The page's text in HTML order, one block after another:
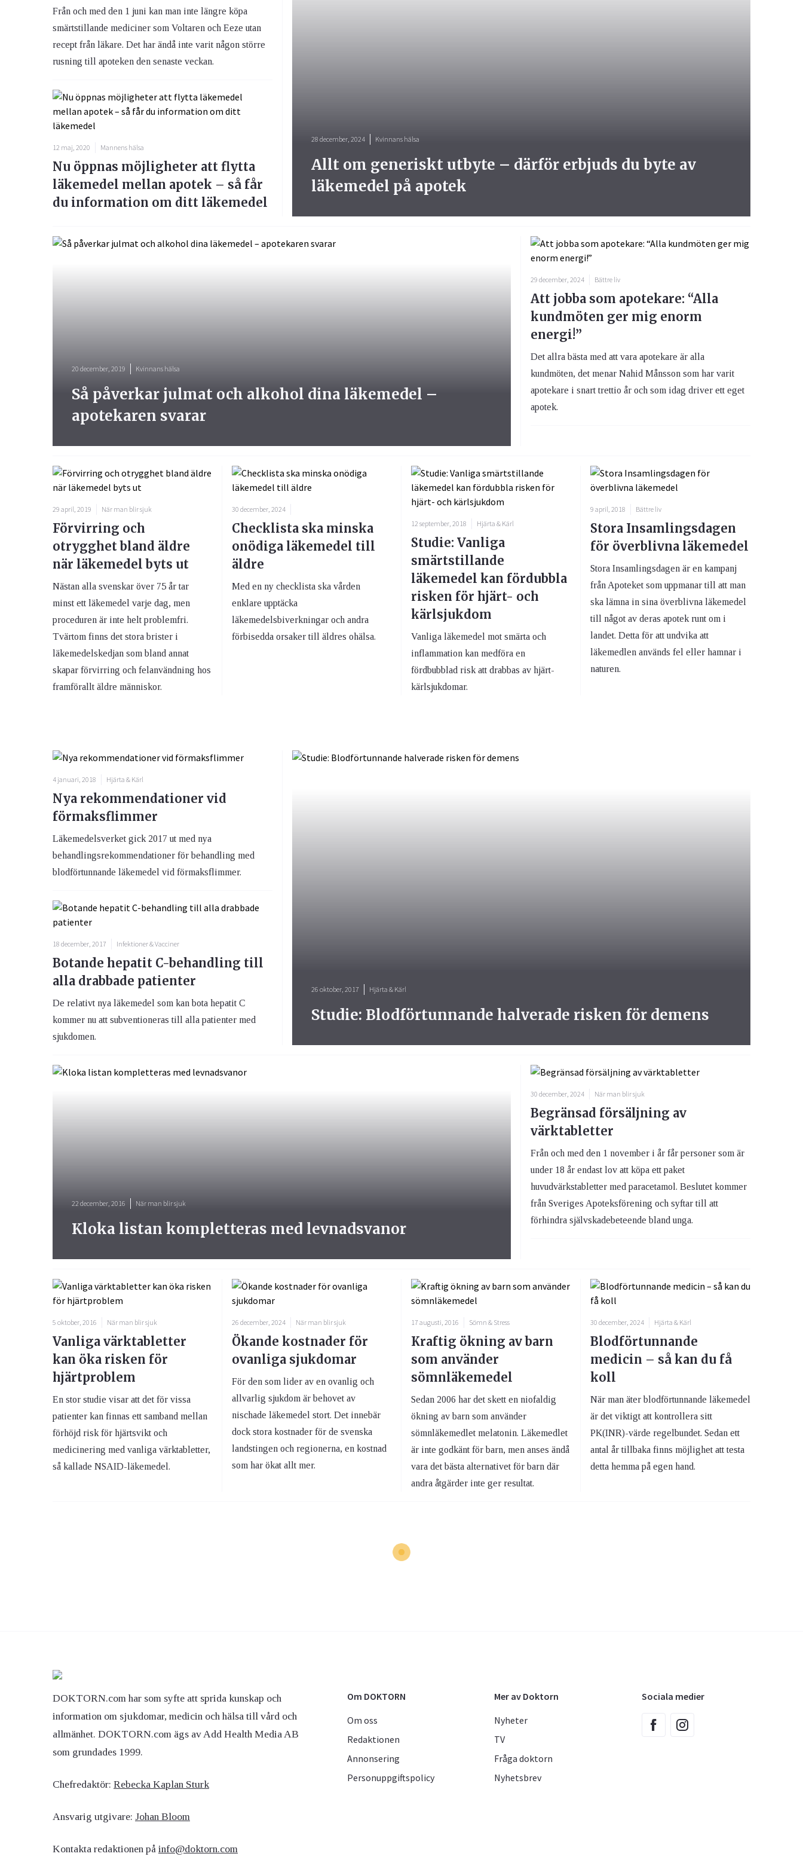
Från och med den 1 juni kan man inte längre köpa
smärtstillande mediciner som Voltaren och Eeze utan
recept från läkare. Det har ändå inte varit någon större
rusning till apoteken den senaste veckan.
12 maj, 2020 Mannens hälsa
Nu öppnas möjligheter att flytta
läkemedel mellan apotek – så får
du information om ditt läkemedel
28 december, 2024 Kvinnans hälsa
Allt om generiskt utbyte – därför erbjuds du byte av
läkemedel på apotek
20 december, 2019 Kvinnans hälsa
Så påverkar julmat och alkohol dina läkemedel –
apotekaren svarar
29 december, 2024 Bättre liv
Att jobba som apotekare: “Alla
kundmöten ger mig enorm
energi!”
Det allra bästa med att vara apotekare är alla
kundmöten, det menar Nahid Månsson som har varit
apotekare i snart trettio år och som idag driver ett eget
apotek.
29 april, 2019 När man blir sjuk
Förvirring och
otrygghet bland äldre
när läkemedel byts ut
Nästan alla svenskar över 75 år tar
minst ett läkemedel varje dag, men
proceduren är inte helt problemfri.
Tvärtom finns det stora brister i
läkemedelskedjan som bland annat
skapar förvirring och felanvändning hos
framförallt äldre människor.
30 december, 2024
Checklista ska minska
onödiga läkemedel till
äldre
Med en ny checklista ska vården
enklare upptäcka
läkemedelsbiverkningar och andra
förbisedda orsaker till äldres ohälsa.
12 september, 2018 Hjärta & Kärl
Studie: Vanliga
smärtstillande
läkemedel kan fördubbla
risken för hjärt- och
kärlsjukdom
Vanliga läkemedel mot smärta och
inflammation kan medföra en
fördbubblad risk att drabbas av hjärt-
kärlsjukdomar.
9 april, 2018 Bättre liv
Stora Insamlingsdagen
för överblivna läkemedel
Stora Insamlingsdagen är en kampanj
från Apoteket som uppmanar till att man
ska lämna in sina överblivna läkemedel
till något av deras apotek runt om i
landet. Detta för att undvika att
läkemedlen används fel eller hamnar i
naturen.
4 januari, 2018 Hjärta & Kärl
Nya rekommendationer vid
förmaksflimmer
Läkemedelsverket gick 2017 ut med nya
behandlingsrekommendationer för behandling med
blodförtunnande läkemedel vid förmaksflimmer.
18 december, 2017 Infektioner & Vacciner
Botande hepatit C-behandling till
alla drabbade patienter
De relativt nya läkemedel som kan bota hepatit C
kommer nu att subventioneras till alla patienter med
sjukdomen.
26 oktober, 2017 Hjärta & Kärl
Studie: Blodförtunnande halverade risken för demens
22 december, 2016 När man blir sjuk
Kloka listan kompletteras med levnadsvanor
30 december, 2024 När man blir sjuk
Begränsad försäljning av
värktabletter
Från och med den 1 november i år får personer som är
under 18 år endast lov att köpa ett paket
huvudvärkstabletter med paracetamol. Beslutet kommer
från Sveriges Apoteksförening och syftar till att
förhindra självskadebeteende bland unga.
5 oktober, 2016 När man blir sjuk
Vanliga värktabletter
kan öka risken för
hjärtproblem
En stor studie visar att det för vissa
patienter kan finnas ett samband mellan
förhöjd risk för hjärtsvikt och
medicinering med vanliga värktabletter,
så kallade NSAID-läkemedel.
26 december, 2024 När man blir sjuk
Ökande kostnader för
ovanliga sjukdomar
För den som lider av en ovanlig och
allvarlig sjukdom är behovet av
nischade läkemedel stort. Det innebär
dock stora kostnader för de svenska
landstingen och regionerna, en kostnad
som har ökat allt mer.
17 augusti, 2016 Sömn & Stress
Kraftig ökning av barn
som använder
sömnläkemedel
Sedan 2006 har det skett en niofaldig
ökning av barn som använder
sömnläkemedlet melatonin. Läkemedlet
är inte godkänt för barn, men anses ändå
vara det bästa alternativet för barn där
andra åtgärder inte ger resultat.
30 december, 2024 Hjärta & Kärl
Blodförtunnande
medicin – så kan du få
koll
När man äter blodförtunnande läkemedel
är det viktigt att kontrollera sitt
PK(INR)-värde regelbundet. Sedan ett
antal år tillbaka finns möjlighet att testa
detta hemma på egen hand.
DOKTORN.com har som syfte att sprida kunskap och
information om sjukdomar, medicin och hälsa till vård och
allmänhet. DOKTORN.com ägs av Add Health Media AB
som grundades 1999.
Chefredaktör: Rebecka Kaplan Sturk
Ansvarig utgivare: Johan Bloom
Kontakta redaktionen på info@doktorn.com
Om DOKTORN
Om oss
Redaktionen
Annonsering
Personuppgiftspolicy
Mer av Doktorn
Nyheter
TV
Fråga doktorn
Nyhetsbrev
Sociala medier